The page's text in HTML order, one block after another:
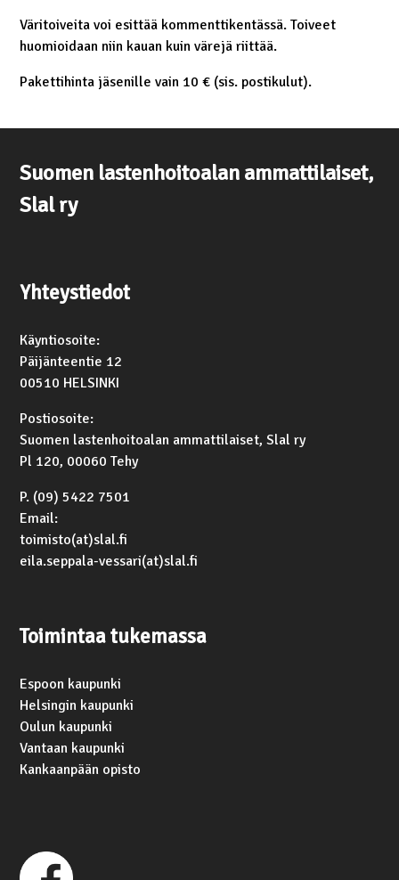
Väritoiveita voi esittää kommenttikentässä. Toiveet
huomioidaan niin kauan kuin värejä riittää.
Pakettihinta jäsenille vain 10 € (sis. postikulut).
Suomen lastenhoitoalan ammattilaiset,
Slal ry
Yhteystiedot
Käyntiosoite:
Päijänteentie 12
00510 HELSINKI
Postiosoite:
Suomen lastenhoitoalan ammattilaiset, Slal ry
Pl 120, 00060 Tehy
P. (09) 5422 7501
Email:
toimisto(at)slal.fi
eila.seppala-vessari(at)slal.fi
Toimintaa tukemassa
Espoon kaupunki
Helsingin kaupunki
Oulun kaupunki
Vantaan kaupunki
Kankaanpään opisto